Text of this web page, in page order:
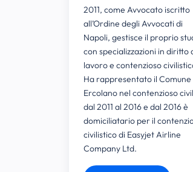
2011, come Avvocato iscritto
all’Ordine degli Avvocati di
Napoli, gestisce il proprio
con specializzazioni in diritto
lavoro e contenzioso
Ha rappresentato il Comune
Ercolano nel contenzioso
dal 2011 al 2016 e dal 2016 è
domiciliatario per il
civilistico di Easyjet Airline
Company Ltd.